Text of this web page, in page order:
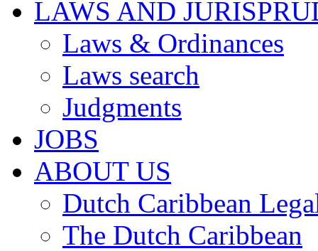
LAWS AND
Laws & Ordinances
Laws search
Judgments
JOBS
ABOUT US
Dutch Caribbean
The Dutch Caribbean